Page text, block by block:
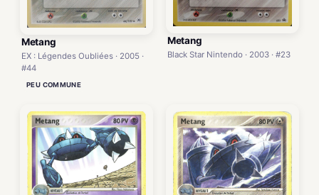
Metang
EX : Légendes Oubliées · 2005 ·
#44
PEU COMMUNE
Metang
Black Star Nintendo · 2003 · #23